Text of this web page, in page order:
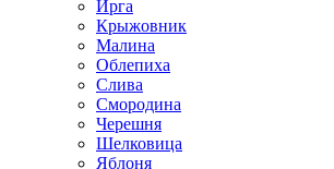
Ирга
Крыжовник
Малина
Облепиха
Слива
Смородина
Черешня
Шелковица
Яблоня